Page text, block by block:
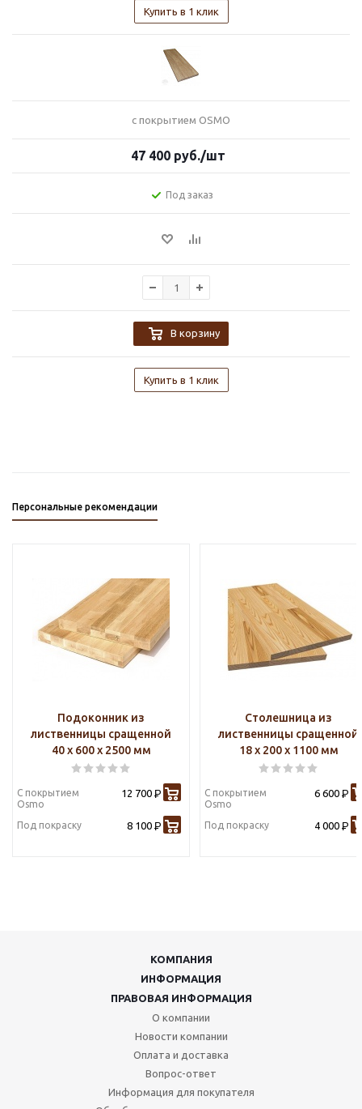
Купить в 1 клик
с покрытием OSMO
47 400 руб./шт
Под заказ
В корзину
Купить в 1 клик
Персональные рекомендации
Подоконник из
лиственницы сращенной
40 х 600 х 2500 мм
С покрытием
Osmo
12 700 Р
Под покраску 8 100 Р
Столешница из
лиственницы сращенной
18 х 200 х 1100 мм
С покрытием
Osmo
6 600 Р
Под покраску 4 000 Р
КОМПАНИЯ
ИНФОРМАЦИЯ
ПРАВОВАЯ ИНФОРМАЦИЯ
О компании
Новости компании
Оплата и доставка
Вопрос-ответ
Информация для покупателя